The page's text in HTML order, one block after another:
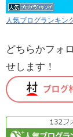
人気ブログランキン
どちらかフォ
せします！